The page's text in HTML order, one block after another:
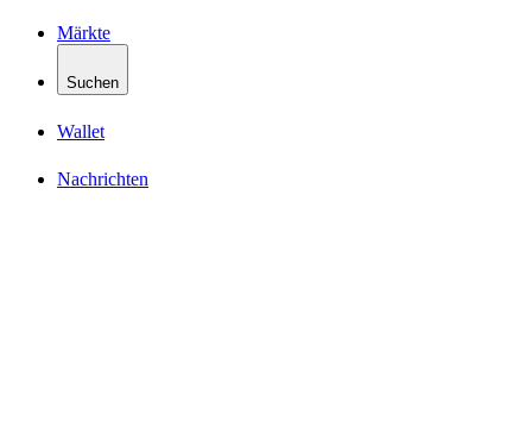
Märkte
Suchen
Wallet
Nachrichten